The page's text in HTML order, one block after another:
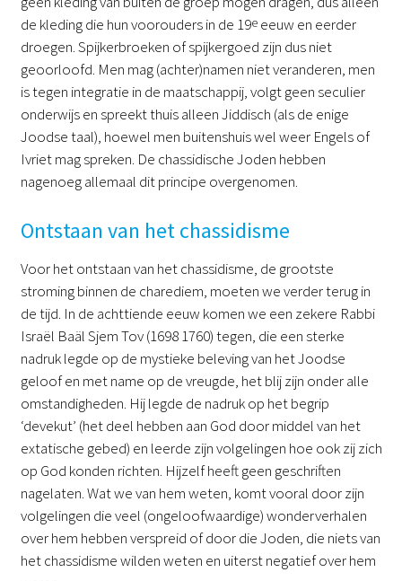
de kleding die hun voorouders in de 19eeeuw en eerder
droegen. Spijkerbroeken of spijkergoed zijn dus niet
geoorloofd. Men mag (achter)namen niet veranderen, men
is tegen integratie in de maatschappij, volgt geen seculier
onderwijs en spreekt thuis alleen Jiddisch (als de enige
Joodse taal), hoewel men buitenshuis wel weer Engels of
Ivriet mag spreken. De chassidische Joden hebben
nagenoeg allemaal dit principe overgenomen.
Ontstaan van het chassidisme
Voor het ontstaan van het chassidisme, de grootste
stroming binnen de charediem, moeten we verder terug in
de tijd. In de achttiende eeuw komen we een zekere Rabbi
Israël Baäl Sjem Tov (1698 1760) tegen, die een sterke
nadruk legde op de mystieke beleving van het Joodse
geloof en met name op de vreugde, het blij zijn onder alle
omstandigheden. Hij legde de nadruk op het begrip
‘devekut’ (het deel hebben aan God door middel van het
extatische gebed) en leerde zijn volgelingen hoe ook zij zich
op God konden richten. Hijzelf heeft geen geschriften
nagelaten. Wat we van hem weten, komt vooral door zijn
volgelingen die veel (ongeloofwaardige) wonderverhalen
over hem hebben verspreid of door die Joden, die niets van
het chassidisme wilden weten en uiterst negatief over hem